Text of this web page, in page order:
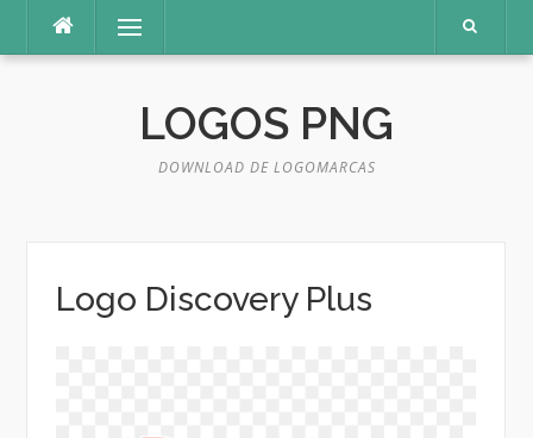
o
Menu
LOGOS PNG
DOWNLOAD DE LOGOMARCAS
Logo Discovery Plus